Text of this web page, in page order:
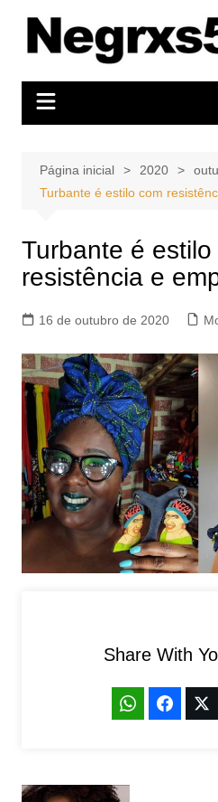
conteúdo
Página inicial 2020
Turbante é estilo com
Turbante é estilo
resistência e
16 de outubro de 2020
Share With